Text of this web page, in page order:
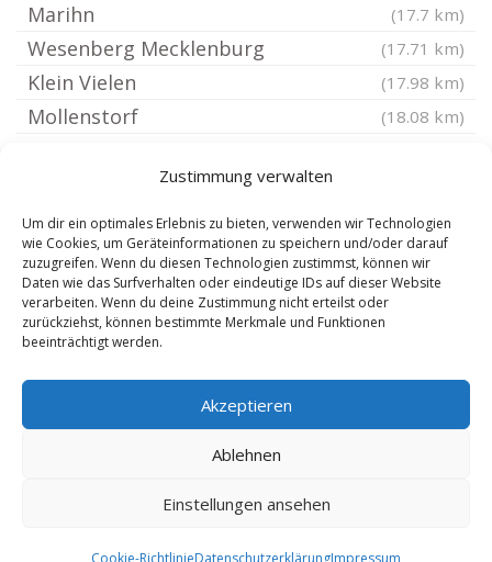
Zustimmung verwalten
Um dir ein optimales Erlebnis zu bieten, verwenden wir Technologien
wie Cookies, um Geräteinformationen zu speichern und/oder darauf
zuzugreifen. Wenn du diesen Technologien zustimmst, können wir
Daten wie das Surfverhalten oder eindeutige IDs auf dieser Website
verarbeiten. Wenn du deine Zustimmung nicht erteilst oder
zurückziehst, können bestimmte Merkmale und Funktionen
beeinträchtigt werden.
Akzeptieren
Ablehnen
Einstellungen ansehen
Cookie-RichtlinieDatenschutzerklärungImpressum
Marihn (17.7 km)
Wesenberg Mecklenburg (17.71 km)
Klein Vielen (17.98 km)
Mollenstorf (18.08 km)
Halenbeck-Rohlsdorf
Groß Vielen (18.41 km)
Schorssow (18.44 km)
Zettemin (18.75 km)
Wittstock Dosse (18.89 km)
Bredenfelde bei Malchin